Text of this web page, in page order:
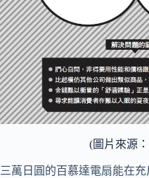
(圖片來源：
三萬日圓的百慕達電扇能在